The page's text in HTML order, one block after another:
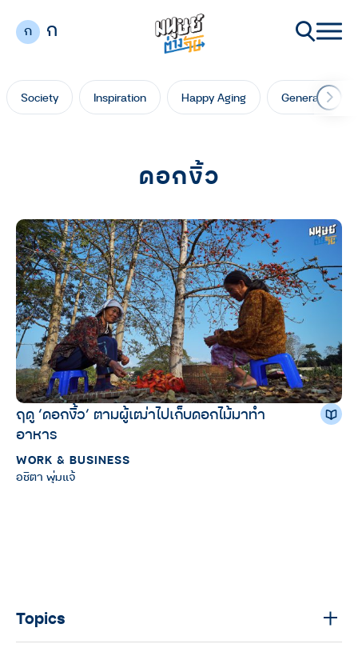
ก ก
Society Inspiration Happy Aging Generation
ดอกงิ้ว
ฤดู ‘ดอกงิ้ว’ ตามผู้เฒ่าไปเก็บดอกไม้มาทำ
อาหาร
WORK & BUSINESS
อชิตา พุ่มแจ้
Topics